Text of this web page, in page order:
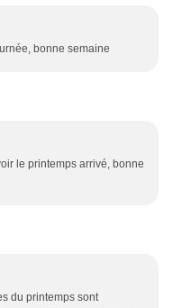
bonne semaine
le printemps arrivé, bonne
du printemps sont